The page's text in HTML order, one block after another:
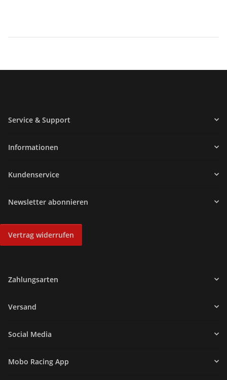
Service & Support
Informationen
Kundenservice
Newsletter abonnieren
Vertrag widerrufen
Zahlungsarten
Versand
Social Media
Mobo Racing App